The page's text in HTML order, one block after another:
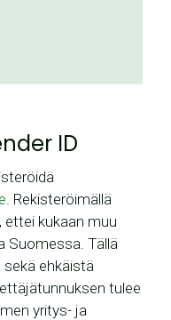
ID
. Rekisteröimällä
kukaan muu
Suomessa. Tällä
ehkäistä
tulee
yritys- ja